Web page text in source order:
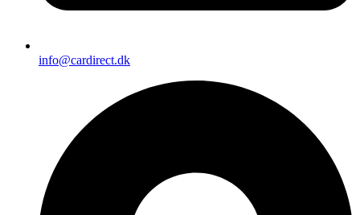
info@cardirect.dk